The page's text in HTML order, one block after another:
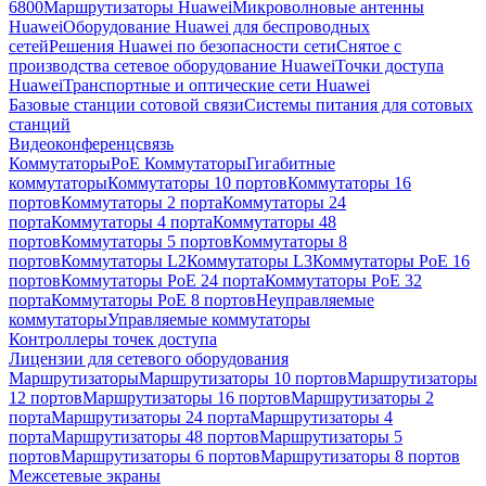
6800Маршрутизаторы HuaweiМикроволновые антенны
HuaweiОборудование Huawei для беспроводных
сетейРешения Huawei по безопасности сетиСнятое с
производства сетевое оборудование HuaweiТочки доступа
HuaweiТранспортные и оптические сети Huawei
Базовые станции сотовой связиСистемы питания для сотовых
станций
Видеоконференцсвязь
КоммутаторыPoE КоммутаторыГигабитные
коммутаторыКоммутаторы 10 портовКоммутаторы 16
портовКоммутаторы 2 портаКоммутаторы 24
портаКоммутаторы 4 портаКоммутаторы 48
портовКоммутаторы 5 портовКоммутаторы 8
портовКоммутаторы L2Коммутаторы L3Коммутаторы PoE 16
портовКоммутаторы PoE 24 портаКоммутаторы PoE 32
портаКоммутаторы PoE 8 портовНеуправляемые
коммутаторыУправляемые коммутаторы
Контроллеры точек доступа
Лицензии для сетевого оборудования
МаршрутизаторыМаршрутизаторы 10 портовМаршрутизаторы
12 портовМаршрутизаторы 16 портовМаршрутизаторы 2
портаМаршрутизаторы 24 портаМаршрутизаторы 4
портаМаршрутизаторы 48 портовМаршрутизаторы 5
портовМаршрутизаторы 6 портовМаршрутизаторы 8 портов
Межсетевые экраны